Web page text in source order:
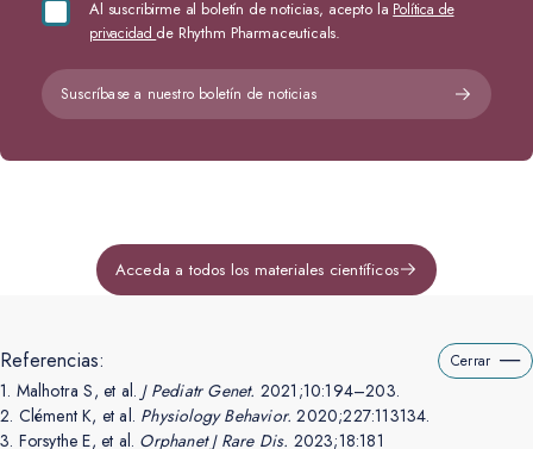
Al suscribirme al boletín de noticias, acepto la Política de
privacidad de Rhythm Pharmaceuticals.
Suscríbase a nuestro boletín de noticias
Acceda a todos los materiales científicos
Referencias: Cerrar
1. Malhotra S, et al. J Pediatr Genet. 2021;10:194–203.
2. Clément K, et al. Physiology Behavior. 2020;227:113134.
3. Forsythe E, et al. Orphanet J Rare Dis. 2023;18:181